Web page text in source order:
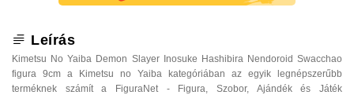
Leírás
Kimetsu No Yaiba Demon Slayer Inosuke Hashibira Nendoroid Swacchao
figura 9cm a Kimetsu no Yaiba kategóriában az egyik legnépszerűbb
terméknek számít a FiguraNet - Figura, Szobor, Ajándék és Játék